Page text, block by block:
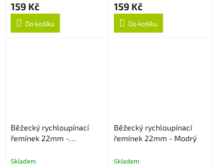
159 Kč
Do košíku
159 Kč
Do košíku
Běžecký rychloupínací
řemínek 22mm -
Skladem
Běžecký rychloupínací
řemínek 22mm - Modrý
Skladem